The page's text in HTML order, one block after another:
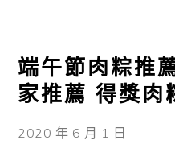
端午節肉粽推
家推薦 得獎肉
2020 年 6 月 1 日